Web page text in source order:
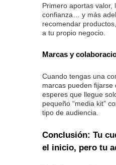
Primero aportas valor,
confianza… y más
recomendar
a tu propio negocio.
Marcas y
Cuando tengas una
marcas pueden fijarse
esperes que llegue
pequeño “media kit”
tipo de audiencia.
Conclusión: Tu
el inicio, pero tu